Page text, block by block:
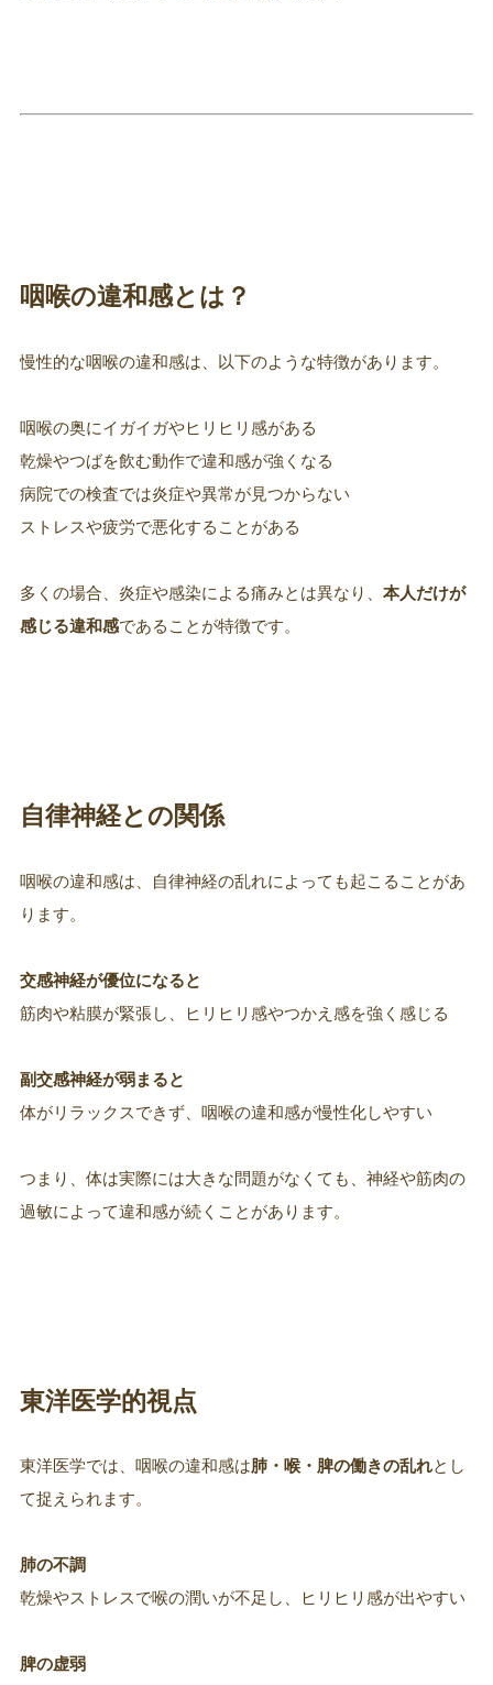
咽喉の違和感とは？
慢性的な咽喉の違和感は、以下のような特徴があります。
咽喉の奥にイガイガやヒリヒリ感がある
乾燥やつばを飲む動作で違和感が強くなる
病院での検査では炎症や異常が見つからない
ストレスや疲労で悪化することがある
多くの場合、炎症や感染による痛みとは異なり、 本人だけが
感じる違和感であることが特徴です。
自律神経との関係
咽喉の違和感は、自律神経の乱れによっても起こることがあ
ります。
交感神経が優位になると
筋肉や粘膜が緊張し、ヒリヒリ感やつかえ感を強く感じる
副交感神経が弱まると
体がリラックスできず、咽喉の違和感が慢性化しやすい
つまり、体は実際には大きな問題がなくても、神経や筋肉の
過敏によって違和感が続くことがあります。
東洋医学的視点
東洋医学では、咽喉の違和感は肺・喉・脾の働きの乱れとし
て捉えられます。
肺の不調
乾燥やストレスで喉の潤いが不足し、ヒリヒリ感が出やすい
脾の虚弱